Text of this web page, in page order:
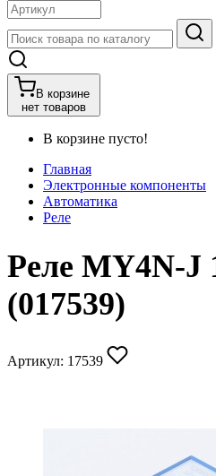
В корзине
нет товаров
В корзине пусто!
Главная
Электронные компоненты
Автоматика
Реле
Реле MY4N-J
(017539)
Артикул: 17539